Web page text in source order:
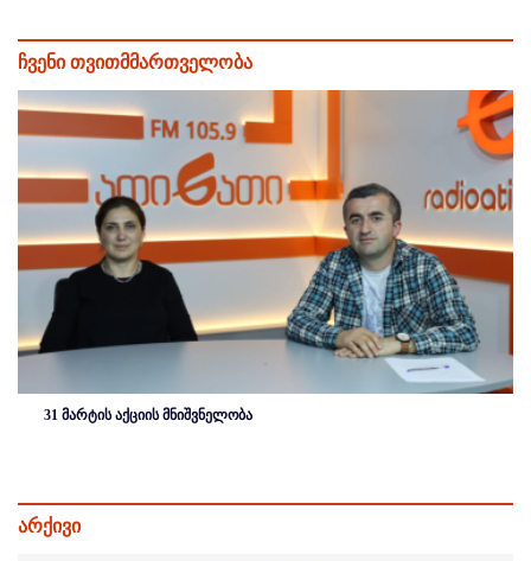
ჩვენი თვითმმართველობა
31 მარტის აქციის მნიშვნელობა
არქივი